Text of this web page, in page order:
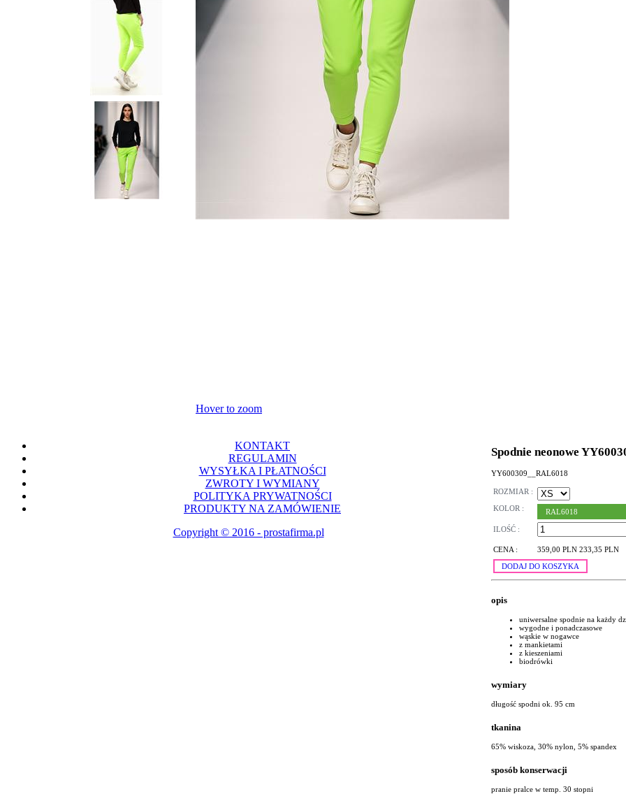
Hover to zoom
Spodnie neonowe
YY600309__RAL6018
ROZMIAR :
KOLOR :
RAL6018
ILOŚĆ :
CENA : 359,00 PLN 233,35 PLN
DODAJ DO KOSZYKA
opis
uniwersalne spodnie na każdy
wygodne i ponadczasowe
wąskie w nogawce
z mankietami
z kieszeniami
biodrówki
wymiary
długość spodni ok. 95 cm
tkanina
65% wiskoza, 30% nylon, 5% spandex
sposób konserwacji
pranie pralce w temp. 30 stopni
KONTAKT
REGULAMIN
WYSYŁKA I PŁATNOŚCI
ZWROTY I WYMIANY
POLITYKA PRYWATNOŚCI
PRODUKTY NA ZAMÓWIENIE
Copyright © 2016 - prostafirma.pl